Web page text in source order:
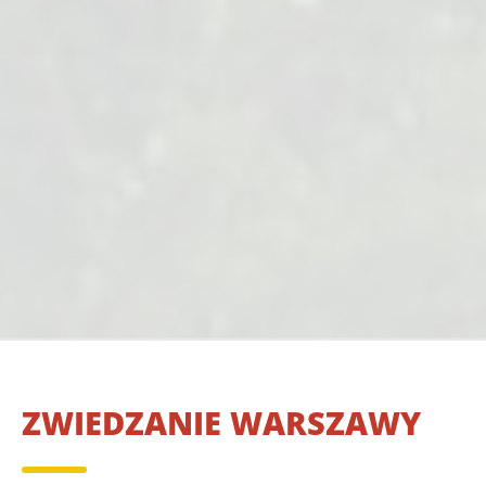
ZWIEDZANIE WARSZAWY